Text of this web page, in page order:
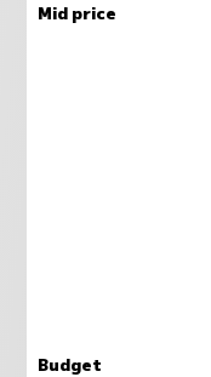
Mid price
Budget